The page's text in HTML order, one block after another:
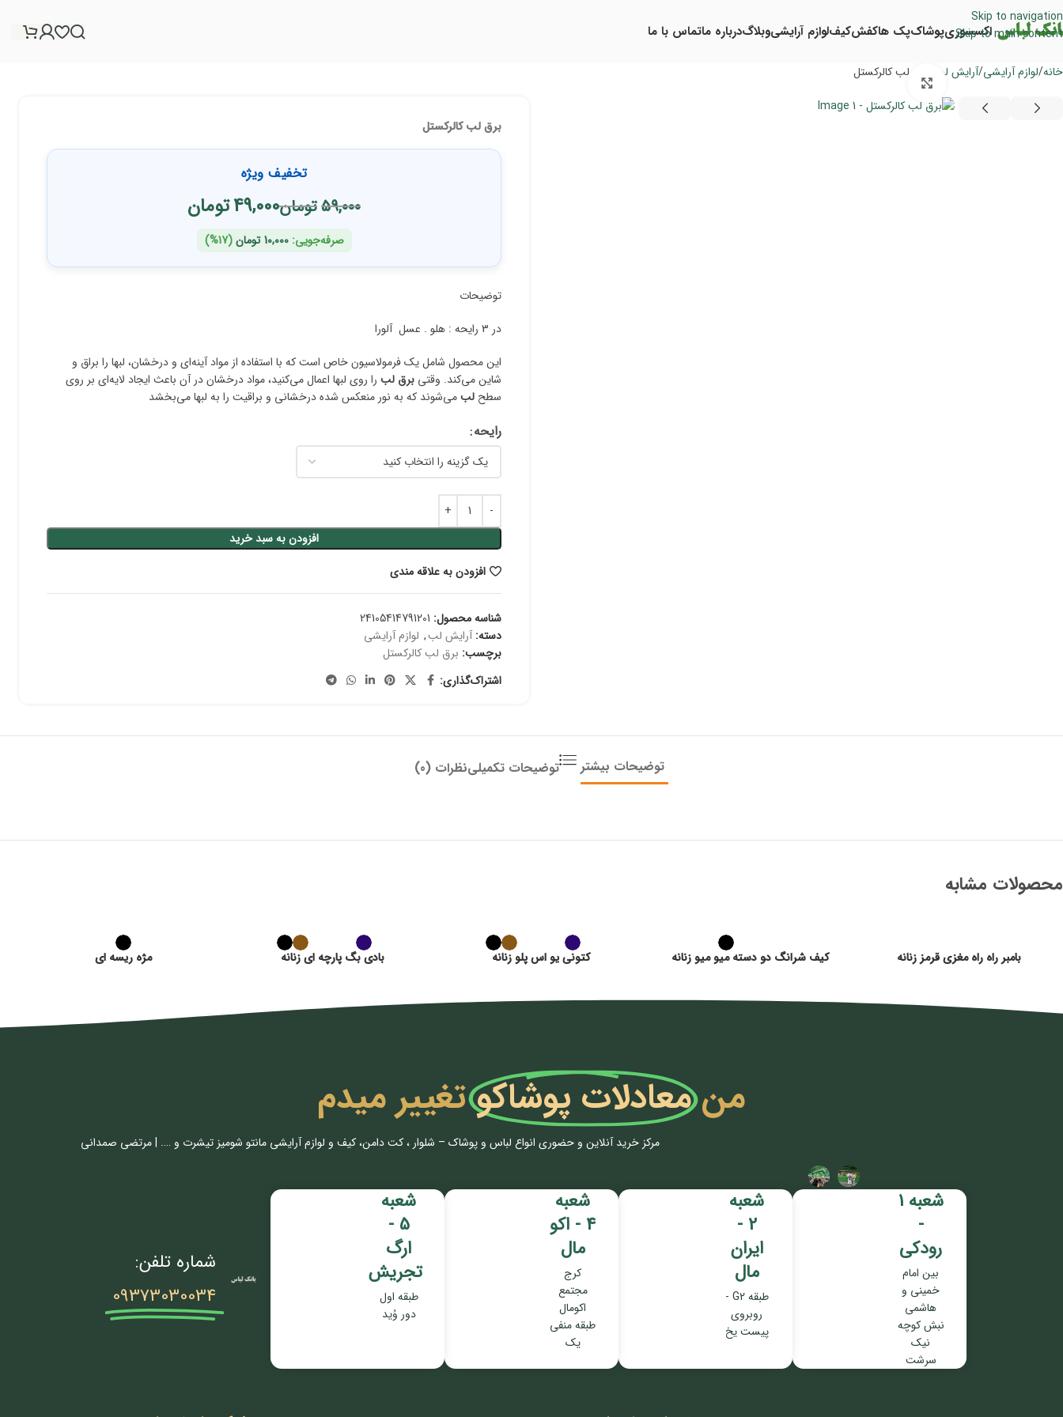
Skip to navigation
Skip to main content
اکسسوریپوشاکپک هاکفشکیفلوازم آرایشیوبلاگدرباره ماتماس با ما
خانه لوازم آرایشی آرایش لب برق لب کالرکستل
برای بزرگنمایی کلیک کنید
برق لب کالرکستل
تخفیف ویژه
59,000تومان49,000تومان
صرفه‌جویی:10,000 تومان(17%)
توضیحات
در 3 رایحه : هلو . عسل آلورا
این محصول شامل یک فرمولاسیون خاص است که با استفاده از مواد آینه‌ای و درخشان، لبها را براق و
شاین می‌کند. وقتی برق لب را روی لبها اعمال می‌کنید، مواد درخشان در آن باعث ایجاد لایه‌ای بر روی
سطح لبمی‌شوند که به نور منعکس شده درخشانی و براقیت را به لبها می‌بخشد
رایحه
افزودن به سبد خرید
افزودن به علاقه مندی
شناسه محصول: 24105414791201
دسته: آرایش لب, لوازم آرایشی
برچسب: برق لب کالرکستل
اشتراک‌گذاری:
توضیحات بیشتر توضیحات تکمیلینظرات (0)
محصولات مشابه
بامبر راه راه مغزی قرمز زنانه کیف شرانگ دو دسته میو میو زنانه کتونی یو اس پلو زنانه بادی بگ پارچه ای زنانه مژه ریسه ای
من معادلات پوشاکوتغییر میدم
مرکز خرید آنلاین و حضوری انواع لباس‌ و پوشاک – شلوار ، کت دامن، کیف و لوازم آرایشی مانتو شومیز تیشرت و …. | مرتضی صمدانی
شعبه 1
-
رودکی
بین امام
خمینی و
هاشمی
نبش کوچه
نیک
سرشت
شعبه
2 -
ایران
مال
طبقه G2 -
روبروی
پیست یخ
شعبه
4 - اکو
مال
کرج
مجتمع
اکومال
طبقه منفی
یک
شعبه
5 -
ارگ
تجریش
طبقه اول
دور وُید
شماره تلفن:
09373030034